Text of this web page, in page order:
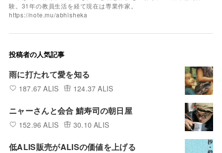
験。31年の教員生活を経て現在は専業作家。
https://note.mu/abhisheka
投稿者の人気記事
雨に打たれて愛を知る
187.67 ALIS 124.37 ALIS
ニャーさんと会合 鯖寿司の朝日屋
152.96 ALIS 30.10 ALIS
低ALIS販売がALISの価値を上げる